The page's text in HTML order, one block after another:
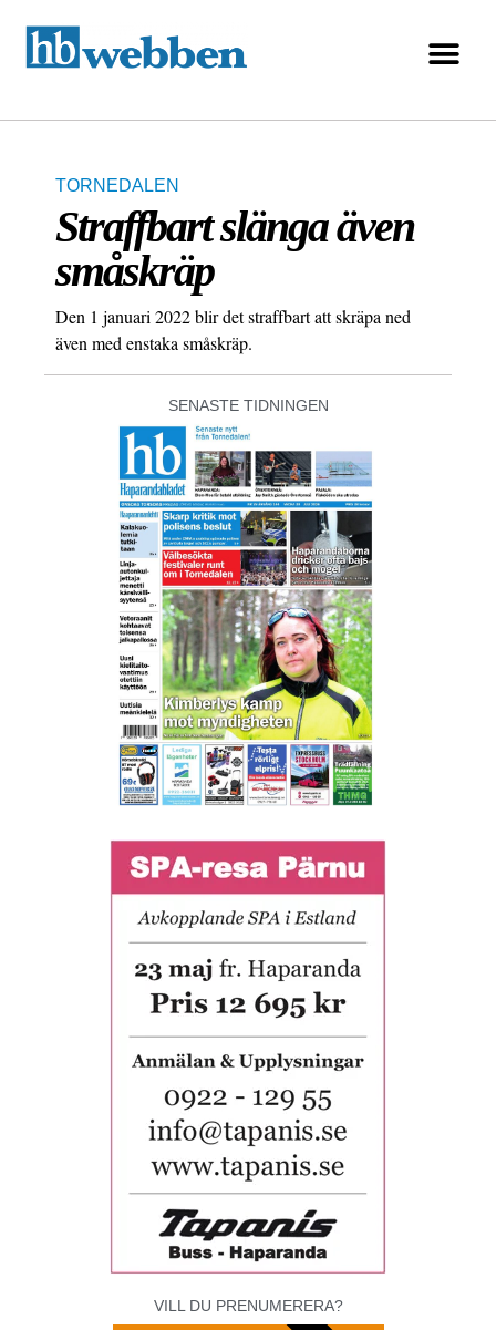
TORNEDALEN
Straffbart slänga även
småskräp
Den 1 januari 2022 blir det straffbart att skräpa ned
även med enstaka småskräp.
SENASTE TIDNINGEN
VILL DU PRENUMERERA?